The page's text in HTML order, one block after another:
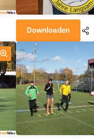
Downloaden